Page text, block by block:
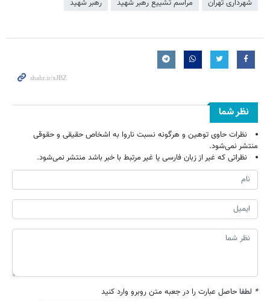
شهرداری تهران مراسم تشییع رهبر شهید رهبر شهید
نظر شما
نظرات حاوی توهین و هرگونه نسبت ناروا به اشخاص حقیقی و حقوقی
منتشر نمی‌شود.
نظراتی که غیر از زبان فارسی یا غیر مرتبط با خبر باشد منتشر نمی‌شود.
* لطفا حاصل عبارت را در جعبه متن روبرو وارد کنید